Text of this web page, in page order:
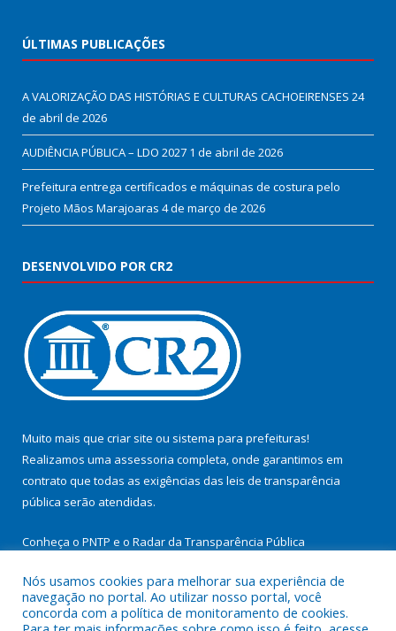
ÚLTIMAS PUBLICAÇÕES
A VALORIZAÇÃO DAS HISTÓRIAS E CULTURAS CACHOEIRENSES 24
de abril de 2026
AUDIÊNCIA PÚBLICA – LDO 2027 1 de abril de 2026
Prefeitura entrega certificados e máquinas de costura pelo
Projeto Mãos Marajoaras 4 de março de 2026
DESENVOLVIDO POR CR2
Muito mais que criar site ou sistema para prefeituras!
Realizamos uma assessoria completa, onde garantimos em
contrato que todas as exigências das leis de transparência
pública serão atendidas.
Conheça o PNTP e o Radar da Transparência Pública
Nós usamos cookies para melhorar sua experiência de
navegação no portal. Ao utilizar nosso portal, você
concorda com a política de monitoramento de cookies.